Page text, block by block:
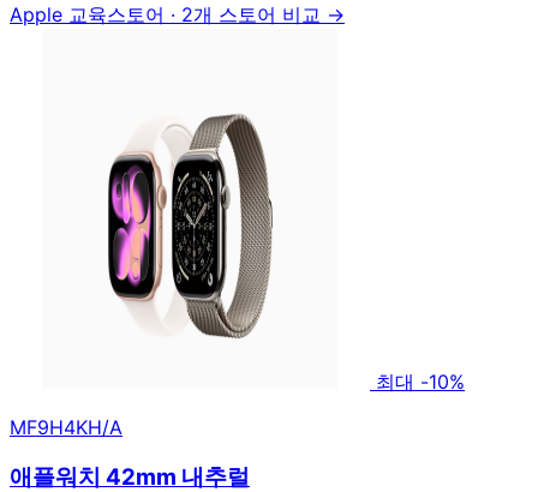
Apple 교육스토어 · 2개 스토어 비교 →
최대 -10%
MF9H4KH/A
애플워치 42mm 내추럴